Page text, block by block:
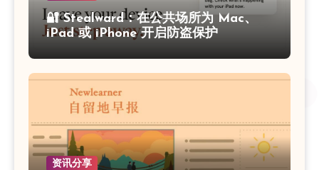
🔐 Stealward：在公共场所为 Mac、
iPad 或 iPhone 开启防盗保护
资讯分享